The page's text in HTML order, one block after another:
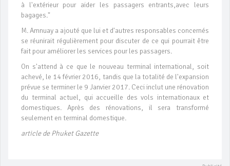
à l'extérieur pour aider les passagers entrants,avec leurs
bagages."
M. Amnuay a ajouté que lui et d'autres responsables concernés
se réunirait régulièrement pour discuter de ce qui pourrait être
fait pour améliorer les services pour les passagers.
On s'attend à ce que le nouveau terminal international, soit
achevé, le 14 février 2016, tandis que la totalité de l'expansion
prévue se terminer le 9 Janvier 2017. Ceci inclut une rénovation
du terminal actuel, qui accueille des vols internationaux et
domestiques. Après des rénovations, il sera transformé
seulement en terminal domestique.
article de Phuket Gazette